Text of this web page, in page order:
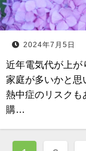
2024年7月5日
近年電気代が上が
家庭が多いかと思
熱中症のリスクも
購…